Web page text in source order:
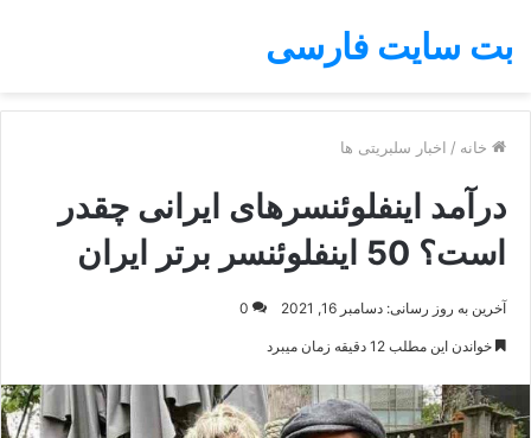
بت سایت فارسی
خانه / اخبار سلبریتی ها
درآمد اینفلوئنسرهای ایرانی چقدر
است؟ 50 اینفلوئنسر برتر ایران
آخرین به روز رسانی: دسامبر 16, 2021 0
خواندن این مطلب 12 دقیقه زمان میبرد